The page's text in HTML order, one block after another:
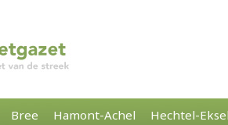
Bree Hamont-Achel Hechtel-